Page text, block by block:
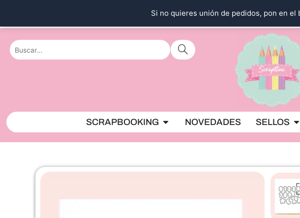
Si no quieres unión de pedidos, pon en
contenido
SCRAPBOOKING Abrir SCRAPBOOKING
NOVEDADES SELLOS